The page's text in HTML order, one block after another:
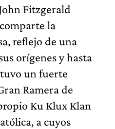
Fitzgerald
la
reflejo de una
orígenes y hasta
un fuerte
Ramera de
Ku Klux Klan
a cuyos